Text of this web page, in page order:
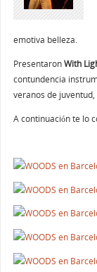
emotiva belleza.
PresentaronWith
contundencia
veranos de juventud,
A continuación te lo